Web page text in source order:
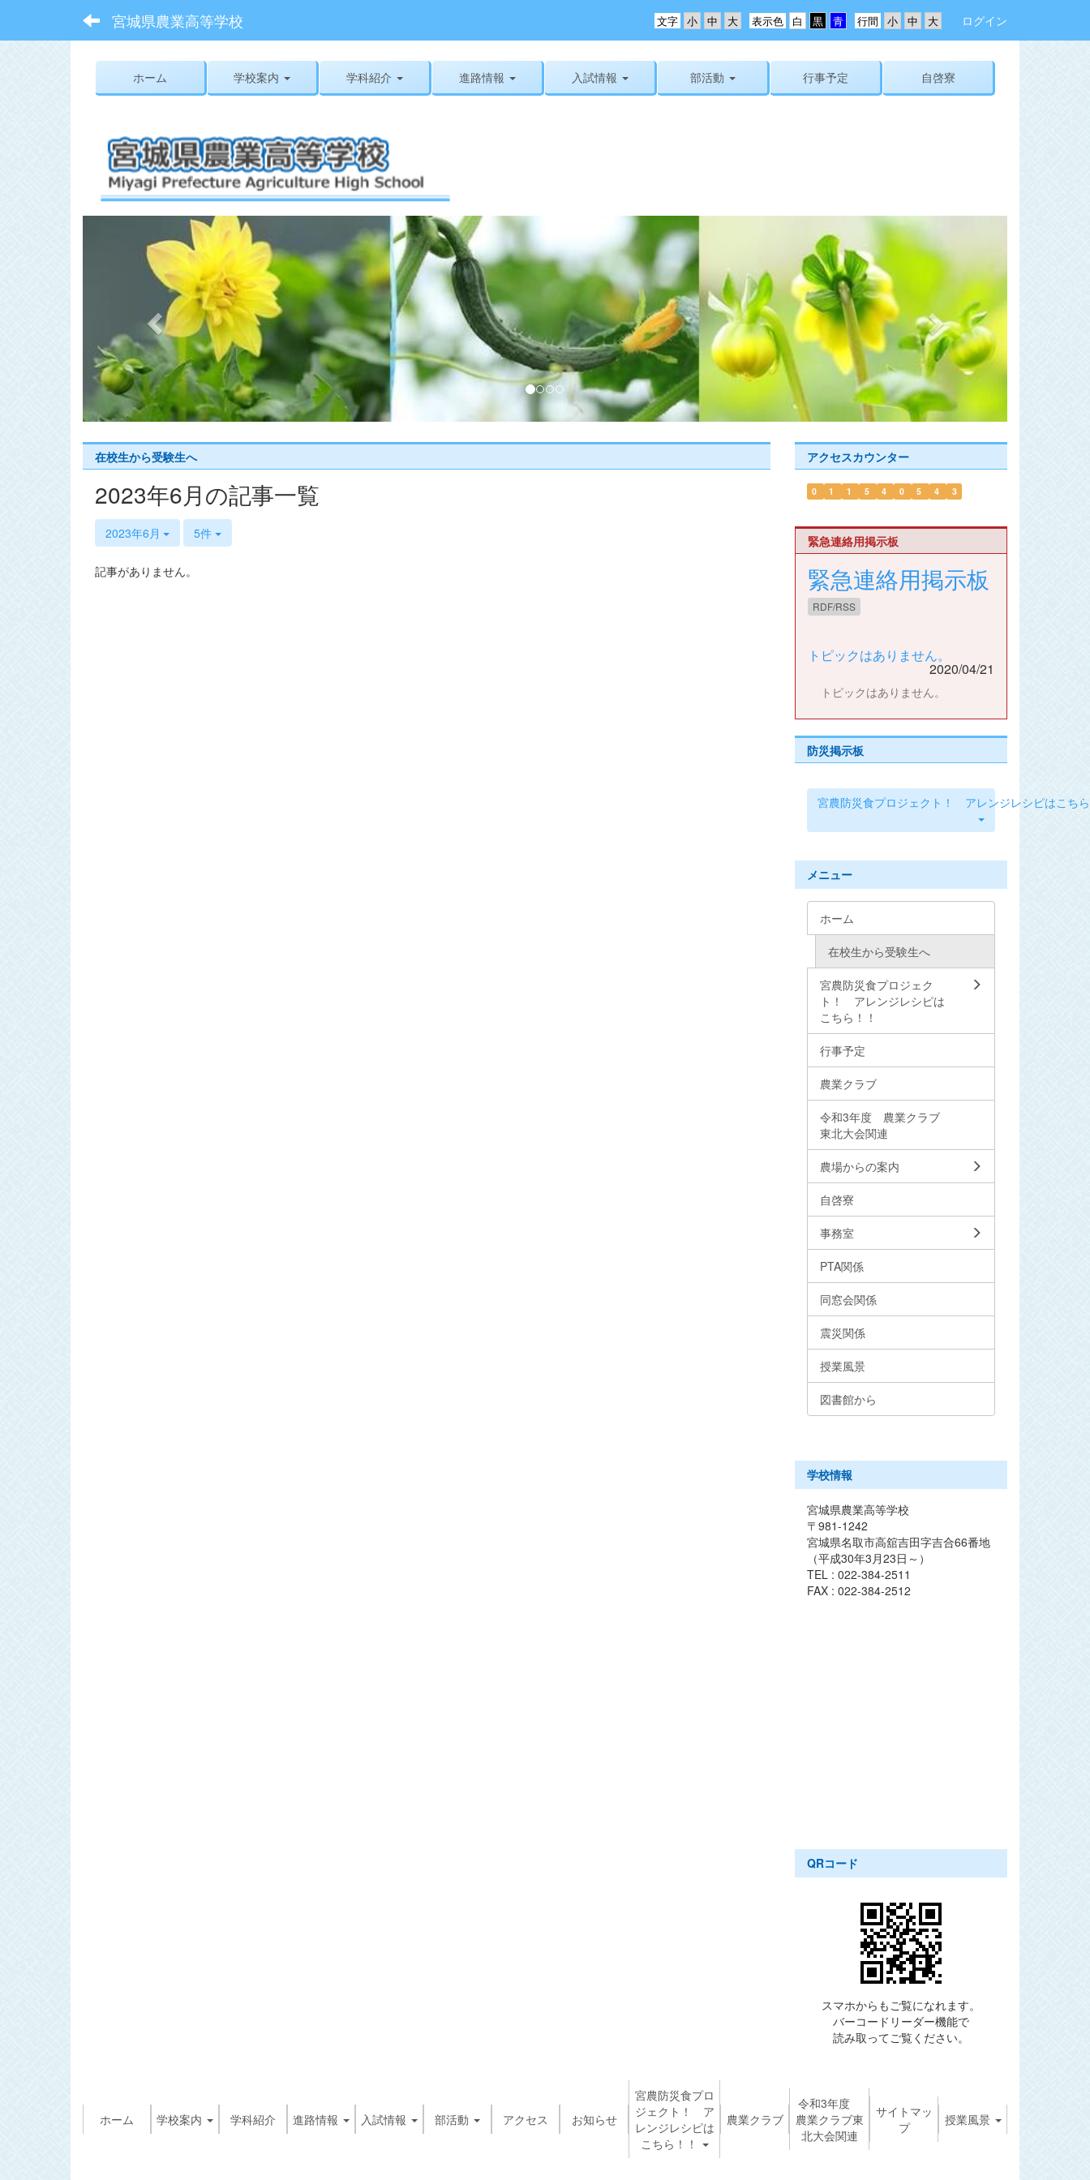
宮城県農業高等学校 行間
表示色
文字 ログイン
ホーム 学校案内 学科紹介 進路情報 入試情報 部活動 行事予定 自啓寮
r
e
i
o
u
s
e
x
t
在校生から受験生へ
2023年6月の記事一覧
2023年6月 5件
記事がありません。
アクセスカウンター
0 1 1 5 4 0 5 4 3
緊急連絡用掲示板
緊急連絡用掲示板
RDF/RSS
トピックはありません。
2020/04/21
トピックはありません。
防災掲示板
宮農防災食プロジェクト！ アレンジレシピはこち
メニュー
ホーム
在校生から受験生へ
宮農防災食プロジェク
ト！ アレンジレシピは
こちら！！
行事予定
農業クラブ
令和3年度 農業クラブ
東北大会関連
農場からの案内
自啓寮
事務室
PTA関係
同窓会関係
震災関係
授業風景
図書館から
学校情報
宮城県農業高等学校
〒981-1242
宮城県名取市高舘吉田字吉合66番地
（平成30年3月23日～）
TEL : 022-384-2511
FAX : 022-384-2512
QRコード
スマホからもご覧になれます。
バーコードリーダー機能で
読み取ってご覧ください。
ホーム 学校案内 学科紹介 進路情報 入試情報 部活動 アクセス お知らせ
宮農防災食プロ
ジェクト！ ア
レンジレシピは
こちら！！
農業クラブ
令和3年度
農業クラブ東
北大会関連
サイトマッ
プ
授業風景